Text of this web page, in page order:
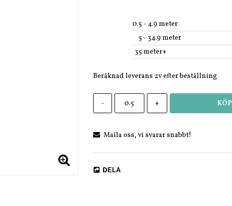
0.5 - 4.9 meter
5 - 34.9 meter
35 meter+
Beräknad leverans 2v efter beställning
- + KÖP
Maila oss, vi svarar snabbt!
DELA